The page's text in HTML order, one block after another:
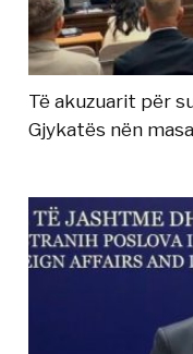
Të akuzuarit për
Gjykatës nën